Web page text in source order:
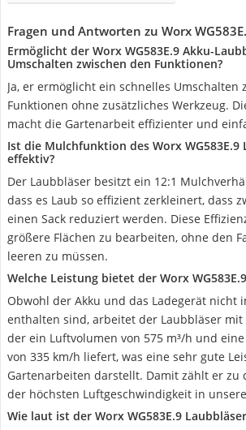
Fragen und Antworten zu Worx
Ermöglicht der Worx WG583E.9 Akku-
Umschalten zwischen den Funktionen?
Ja, er ermöglicht ein schnelles Umschalten
Funktionen ohne zusätzliches Werkzeug.
macht die Gartenarbeit effizienter und
Ist die Mulchfunktion des Worx WG583E.9
effektiv?
Der Laubbläser besitzt ein 12:1
dass es Laub so effizient zerkleinert, dass
einen Sack reduziert werden. Diese
größere Flächen zu bearbeiten, ohne den
leeren zu müssen.
Welche Leistung bietet der Worx
Obwohl der Akku und das Ladegerät nicht
enthalten sind, arbeitet der Laubbläser mit
der ein Luftvolumen von 575 m³/h und
von 335 km/h liefert, was eine sehr gute
Gartenarbeiten darstellt. Damit zählt er zu
der höchsten Luftgeschwindigkeit in
Wie laut ist der Worx WG583E.9